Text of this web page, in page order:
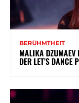
BERÜHMTHEIT
MALIKA DZUMAEV
DER LET’S DANCE